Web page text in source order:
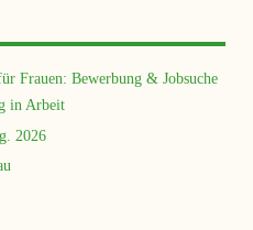
Frauen: Bewerbung & Jobsuche
in Arbeit
2026